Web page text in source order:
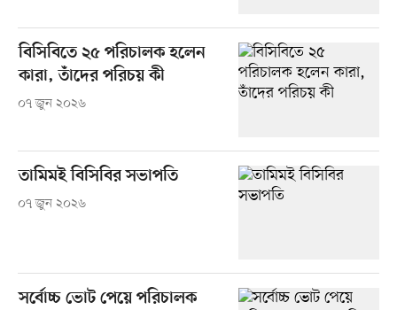
বিসিবিতে ২৫ পরিচালক হলেন
কারা, তাঁদের পরিচয় কী
০৭ জুন ২০২৬
তামিমই বিসিবির সভাপতি
০৭ জুন ২০২৬
সর্বোচ্চ ভোট পেয়ে পরিচালক